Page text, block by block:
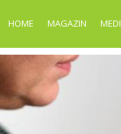
main
content
HOME MAGAZIN